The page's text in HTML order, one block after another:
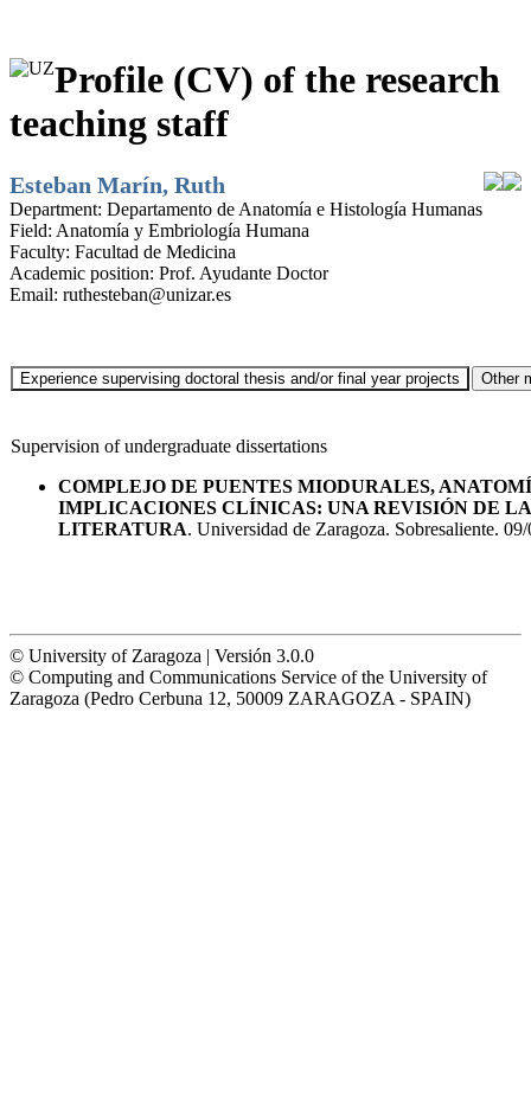
Profile (CV) of the research
teaching staff
Esteban Marín, Ruth
Department: Departamento de Anatomía e Histología Humanas
Field: Anatomía y Embriología Humana
Faculty: Facultad de Medicina
Academic position: Prof. Ayudante Doctor
Email: ruthesteban@unizar.es
Supervision of undergraduate dissertations
COMPLEJO DE PUENTES MIODURALES,
IMPLICACIONES CLÍNICAS: UNA REVISIÓN DE LA
LITERATURA. Universidad de Zaragoza. Sobresaliente.
© University of Zaragoza | Versión 3.0.0
© Computing and Communications Service of the University of
Zaragoza (Pedro Cerbuna 12, 50009 ZARAGOZA - SPAIN)